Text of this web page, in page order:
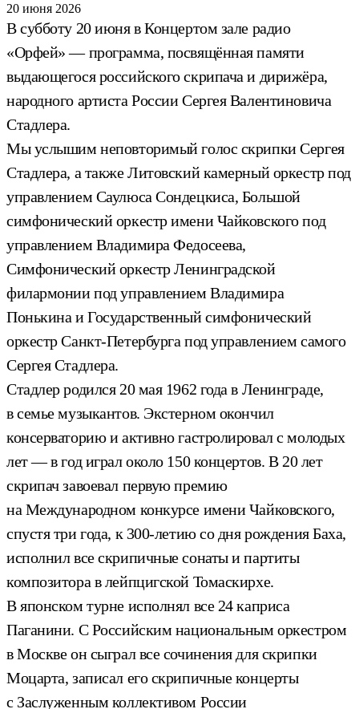
20 июня 2026
В субботу 20 июня в Концертом зале радио
«Орфей» — программа, посвящённая памяти
выдающегося российского скрипача и дирижёра,
народного артиста России Сергея Валентиновича
Стадлера.
Мы услышим неповторимый голос скрипки Сергея
Стадлера, а также Литовский камерный оркестр под
управлением Саулюса Сондецкиса, Большой
симфонический оркестр имени Чайковского под
управлением Владимира Федосеева,
Симфонический оркестр Ленинградской
филармонии под управлением Владимира
Понькина и Государственный симфонический
оркестр Санкт-Петербурга под управлением самого
Сергея Стадлера.
Стадлер родился 20 мая 1962 года в Ленинграде,
в семье музыкантов. Экстерном окончил
консерваторию и активно гастролировал с молодых
лет — в год играл около 150 концертов. В 20 лет
скрипач завоевал первую премию
на Международном конкурсе имени Чайковского,
спустя три года, к 300-летию со дня рождения Баха,
исполнил все скрипичные сонаты и партиты
композитора в лейпцигской Томаскирхе.
В японском турне исполнял все 24 каприса
Паганини. С Российским национальным оркестром
в Москве он сыграл все сочинения для скрипки
Моцарта, записал его скрипичные концерты
с Заслуженным коллективом России